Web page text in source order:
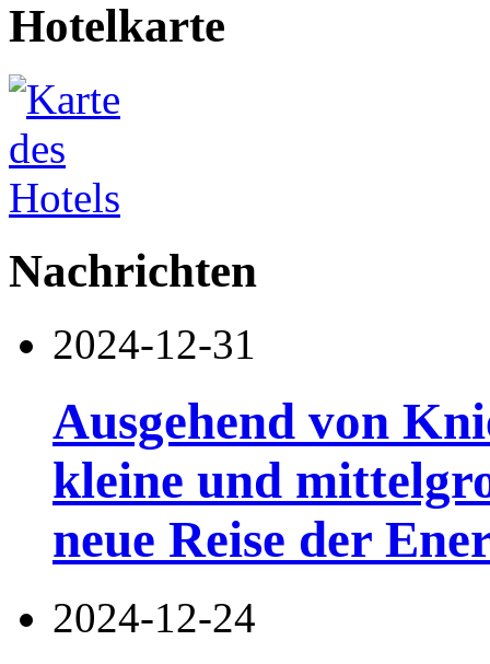
Hotelkarte
Nachrichten
2024-12-31
Ausgehend von
kleine und
neue Reise der
2024-12-24